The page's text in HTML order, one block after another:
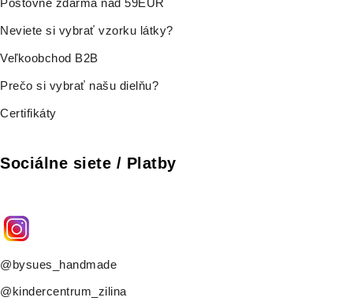
Poštovné zdarma nad 59EUR
Neviete si vybrať vzorku látky?
Veľkoobchod B2B
Prečo si vybrať našu dielňu?
Certifikáty
Sociálne siete / Platby
@bysues_handmade
@kindercentrum_zilina